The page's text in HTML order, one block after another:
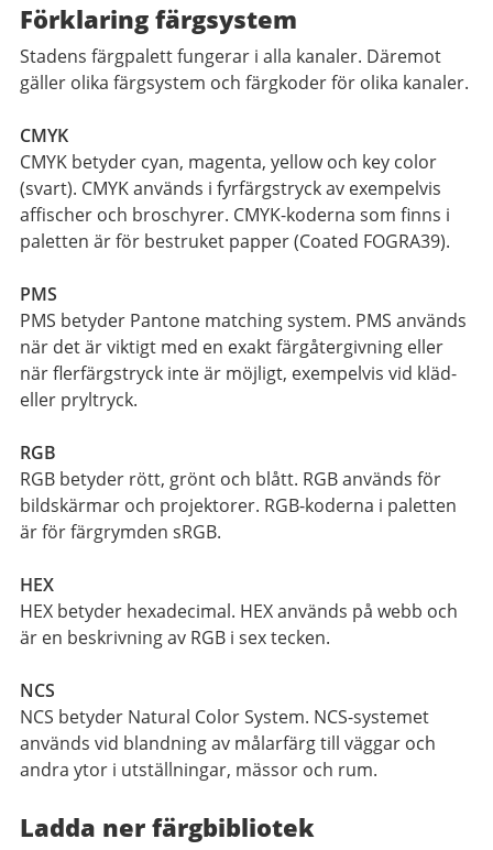
Förklaring färgsystem
Stadens färgpalett fungerar i alla kanaler. Däremot
gäller olika färgsystem och färgkoder för olika kanaler.
CMYK
CMYK betyder cyan, magenta, yellow och key color
(svart). CMYK används i fyrfärgstryck av exempelvis
affischer och broschyrer. CMYK-koderna som finns i
paletten är för bestruket papper (Coated FOGRA39).
PMS
PMS betyder Pantone matching system. PMS används
när det är viktigt med en exakt färgåtergivning eller
när flerfärgstryck inte är möjligt, exempelvis vid kläd-
eller pryltryck.
RGB
RGB betyder rött, grönt och blått. RGB används för
bildskärmar och projektorer. RGB-koderna i paletten
är för färgrymden sRGB.
HEX
HEX betyder hexadecimal. HEX används på webb och
är en beskrivning av RGB i sex tecken.
NCS
NCS betyder Natural Color System. NCS-systemet
används vid blandning av målarfärg till väggar och
andra ytor i utställningar, mässor och rum.
Ladda ner färgbibliotek